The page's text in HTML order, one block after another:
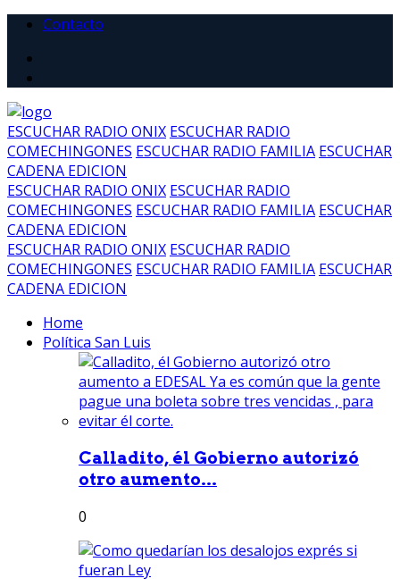
Contacto
ESCUCHAR RADIO ONIX ESCUCHAR RADIO
COMECHINGONES ESCUCHAR RADIO FAMILIA ESCUCHAR
CADENA EDICION
ESCUCHAR RADIO ONIX ESCUCHAR RADIO
COMECHINGONES ESCUCHAR RADIO FAMILIA ESCUCHAR
CADENA EDICION
ESCUCHAR RADIO ONIX ESCUCHAR RADIO
COMECHINGONES ESCUCHAR RADIO FAMILIA ESCUCHAR
CADENA EDICION
Home
Política San Luis
Calladito, él Gobierno autorizó
otro aumento...
0